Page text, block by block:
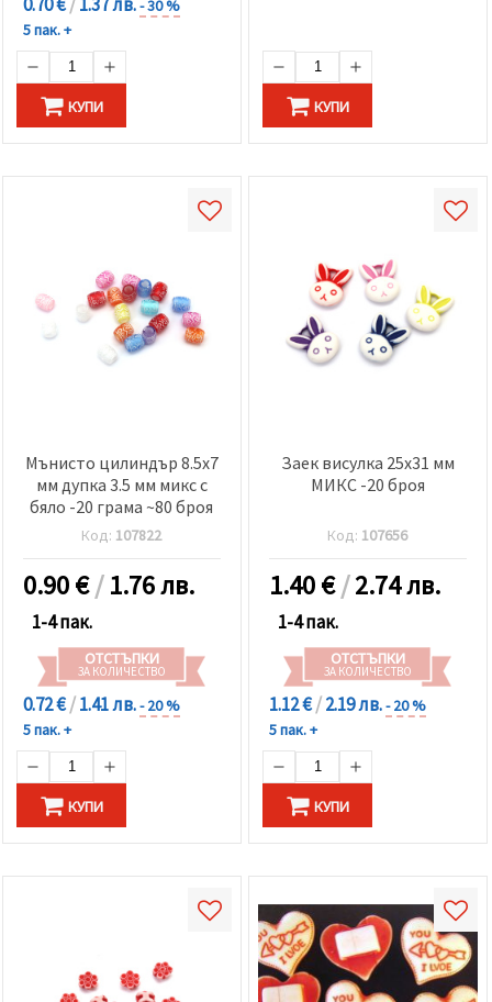
- 30 %
5 пак. +
КУПИ КУПИ
Мънисто цилиндър 8.5x7
мм дупка 3.5 мм микс с
бяло -20 грама ~80 броя
Код: 107822
0.90€/1.76 лв.
1-4 пак.
ОТСТЪПКИ
ЗА КОЛИЧЕСТВО
0.72 €/1.41 лв.- 20 %
5 пак. +
КУПИ
Заек висулка 25x31 мм
МИКС -20 броя
Код: 107656
1.40€/2.74 лв.
1-4 пак.
ОТСТЪПКИ
ЗА КОЛИЧЕСТВО
1.12 €/2.19 лв.- 20 %
5 пак. +
КУПИ